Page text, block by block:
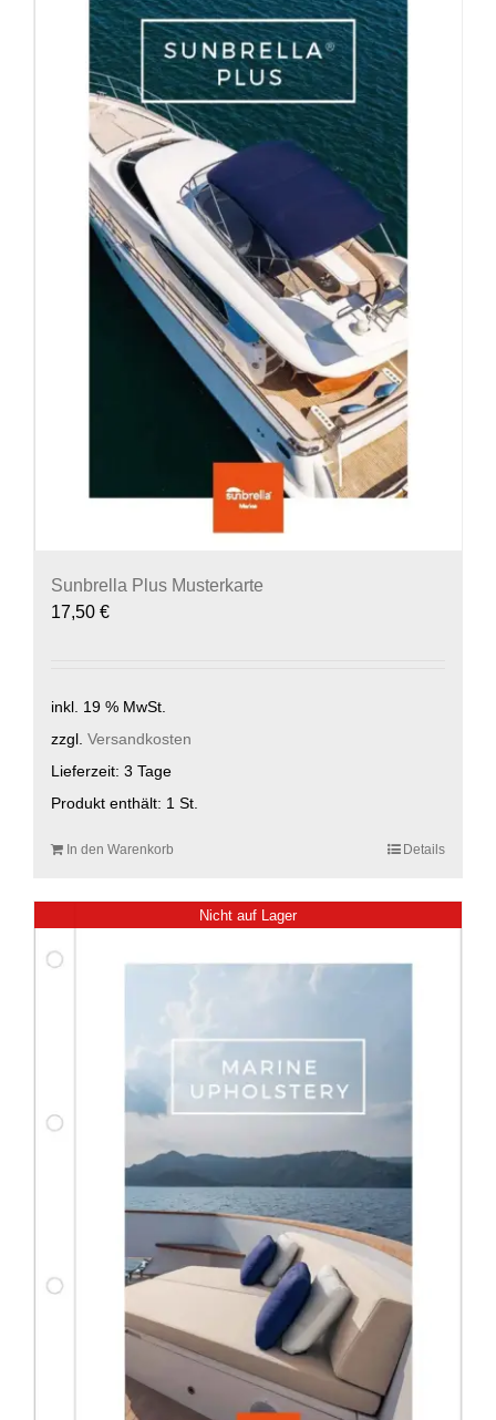
Sunbrella Plus Musterkarte
17,50 €
inkl. 19 % MwSt.
zzgl. Versandkosten
Lieferzeit: 3 Tage
Produkt enthält: 1 St.
In den Warenkorb Details
Nicht auf Lager